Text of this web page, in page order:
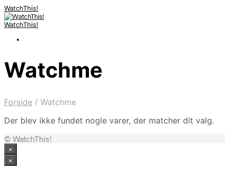
WatchThis!
WatchThis!
Watchme
Forside / Watchme
Der blev ikke fundet nogle varer, der matcher dit valg.
© WatchThis!
×
×